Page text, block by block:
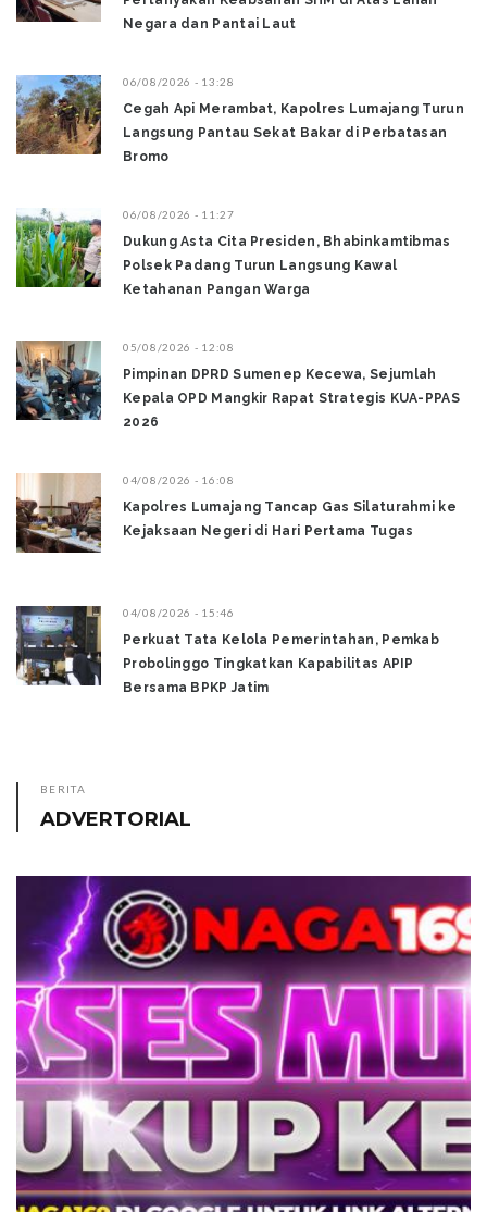
Negara dan Pantai Laut
06/08/2026 - 13:28
‎Cegah Api Merambat, Kapolres Lumajang Turun
Langsung Pantau Sekat Bakar di Perbatasan
Bromo ‎
06/08/2026 - 11:27
Dukung Asta Cita Presiden, Bhabinkamtibmas
Polsek Padang Turun Langsung Kawal
Ketahanan Pangan Warga
05/08/2026 - 12:08
Pimpinan DPRD Sumenep Kecewa, Sejumlah
Kepala OPD Mangkir Rapat Strategis KUA-PPAS
2026
04/08/2026 - 16:08
Kapolres Lumajang Tancap Gas Silaturahmi ke
Kejaksaan Negeri di Hari Pertama Tugas ‎
04/08/2026 - 15:46
Perkuat Tata Kelola Pemerintahan, Pemkab
Probolinggo Tingkatkan Kapabilitas APIP
Bersama BPKP Jatim
BERITA
ADVERTORIAL